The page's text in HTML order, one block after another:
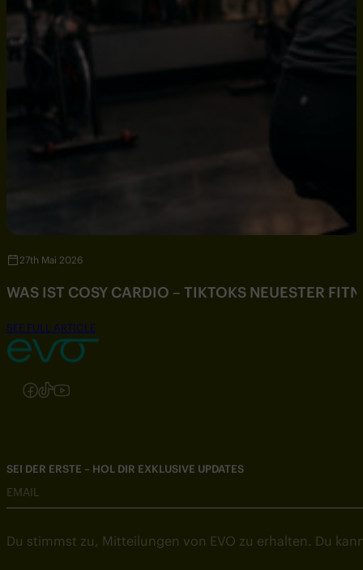
27th Mai 2026
WAS IST COSY CARDIO – TIKTOKS NEUESTER
SEE FULL ARTICLE
Folgen Sie uns auf Instagram
Folgen Sie uns auf Facebook
Folgen Sie uns auf TikTok
Folgen Sie uns auf YouTube
SEI DER ERSTE – HOL DIR EXKLUSIVE UPDATES
EMAIL
Du stimmst zu, Mitteilungen von EVO zu erhalten. Du